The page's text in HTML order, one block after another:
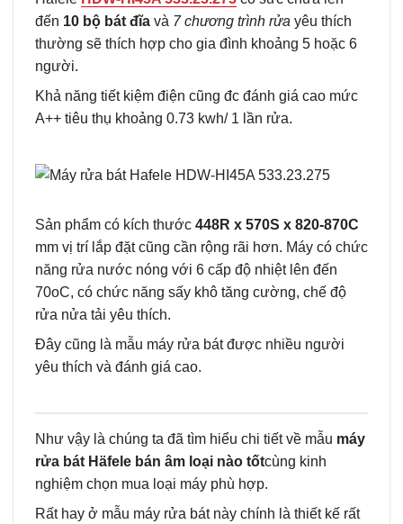
đến 10 bộ bát đĩa và 7 chương trình rửa yêu thích
thường sẽ thích hợp cho gia đình khoảng 5 hoặc 6
người.
Khả năng tiết kiệm điện cũng đc đánh giá cao mức
A++ tiêu thụ khoảng 0.73 kwh/ 1 lần rửa.
Sản phẩm có kích thước 448R x 570S x 820-870C
mm vị trí lắp đặt cũng cần rộng rãi hơn. Máy có chức
năng rửa nước nóng với 6 cấp độ nhiệt lên đến
70oC, có chức năng sấy khô tăng cường, chế độ
rửa nửa tải yêu thích.
Đây cũng là mẫu máy rửa bát được nhiều người
yêu thích và đánh giá cao.
Như vậy là chúng ta đã tìm hiểu chi tiết về mẫu máy
rửa bát Häfele bán âm loại nào tốtcùng kinh
nghiệm chọn mua loại máy phù hợp.
Rất hay ở mẫu máy rửa bát này chính là thiết kế rất